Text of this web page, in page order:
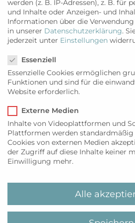
Robusto „Sylter Knut“
Longfiller
Deck- & Umblatt: Ecuador
10er Kiste
95,00€ *
Nicht vorrätig
KATEGORIEN ROTWEIN,
ZIGARREN
Set aus 1 Kiste á 10
„Sylter Knut“ und 1
werden (z. B. IP-Adressen), z. B. für
und Inhalte oder Anzeigen- und
Informationen über die
in unserer Datenschutzerklärung.
jederzeit unter Einstellungen
Essenziell
Essenzielle Cookies ermöglichen
Funktionen und sind für die
Website erforderlich.
Externe Medien
Inhalte von Videoplattformen und
Plattformen werden
Cookies von externen Medien
der Zugriff auf diese Inhalte keiner
Einwilligung mehr.
Alle